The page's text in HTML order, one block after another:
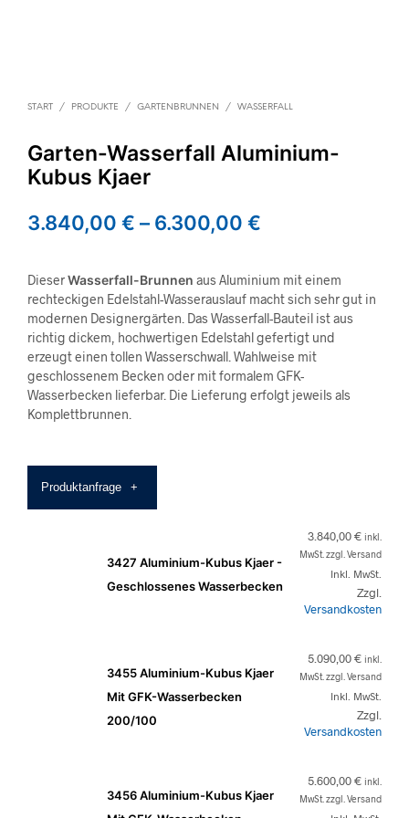
START / PRODUKTE / GARTENBRUNNEN / WASSERFALL
Garten-Wasserfall Aluminium-
Kubus Kjaer
3.840,00 € – 6.300,00 €
DieserWasserfall-Brunnen aus Aluminium mit einem
rechteckigen Edelstahl-Wasserauslauf macht sich sehr gut in
modernen Designergärten. Das Wasserfall-Bauteil ist aus
richtig dickem, hochwertigen Edelstahl gefertigt und
erzeugt einen tollen Wasserschwall. Wahlweise mit
geschlossenem Becken oder mit formalem GFK-
Wasserbecken lieferbar. Die Lieferung erfolgt jeweils als
Komplettbrunnen.
Produktanfrage +
3427 Aluminium-Kubus Kjaer -
Geschlossenes Wasserbecken
3.840,00€ inkl.
MwSt. zzgl. Versand
Inkl. MwSt.
Zzgl.
Versandkosten
3455 Aluminium-Kubus Kjaer
Mit GFK-Wasserbecken
200/100
5.090,00€ inkl.
MwSt. zzgl. Versand
Inkl. MwSt.
Zzgl.
Versandkosten
3456 Aluminium-Kubus Kjaer
5.600,00€ inkl.
MwSt. zzgl. Versand